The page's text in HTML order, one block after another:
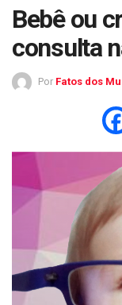
Bebê ou
consulta
Por Fatos dos